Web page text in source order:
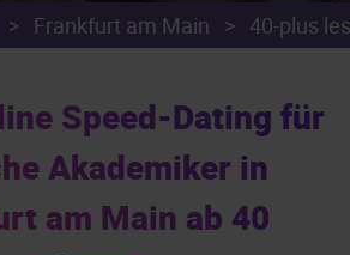
> Frankfurt am Main > 40-plus
Speed-Dating für
Akademiker in
am Main ab 40